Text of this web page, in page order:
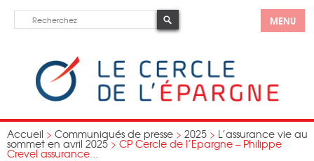
MENU
Accueil > Communiqués de presse > 2025 > L’assurance vie au
sommet en avril 2025 > CP Cercle de l’Epargne – Philippe
Crevel assurance...